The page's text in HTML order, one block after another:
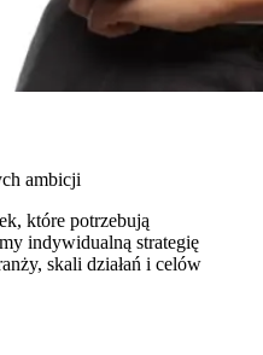
ambicji
które potrzebują
indywidualną strategię
skali działań i celów